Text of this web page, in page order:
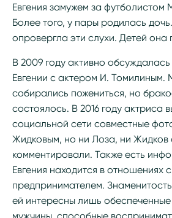
Евгения замужем за футболистом
Более того, у пары родилась
опровергла эти слухи. Детей она
В 2009 году активно
Евгении с актером И.
собирались пожениться, но
состоялось. В 2016 году актриса
социальной сети совместные
Жидковым, но ни Лоза, ни Жидков
комментировали. Также есть
Евгения находится в отношениях
предпринимателем.
ей интересны лишь